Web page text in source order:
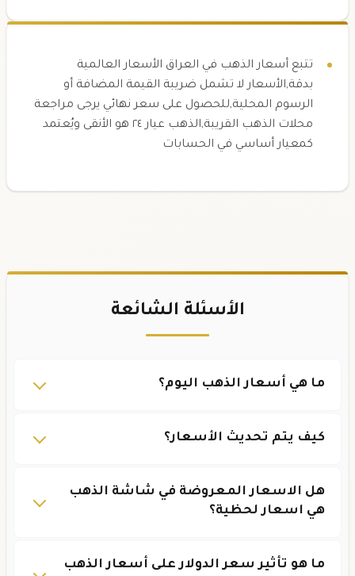
تتبع أسعار الذهب في العراق الأسعار العالمية
بدقة,الأسعار لا تشمل ضريبة القيمة المضافة أو
الرسوم المحلية,للحصول على سعر نهائي يرجى مراجعة
محلات الذهب القريبة,الذهب عيار ٢٤ هو الأنقى ويُعتمد
كمعيار أساسي في الحسابات
الأسئلة الشائعة
ما هي أسعار الذهب اليوم؟
كيف يتم تحديث الأسعار؟
هل الاسعار المعروضة في شاشة الذهب
هي اسعار لحظية؟
ما هو تأثير سعر الدولار على أسعار الذهب